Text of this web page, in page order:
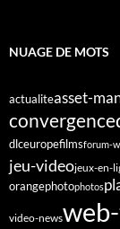
NUAGE DE MOTS
actualiteasset-
convergence
dlceuropefilmsforum-
jeu-videojeux-en-
orangephotophotos
video-news